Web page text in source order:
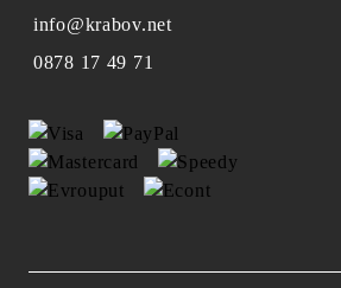
info@krabov.net
0878 17 49 71